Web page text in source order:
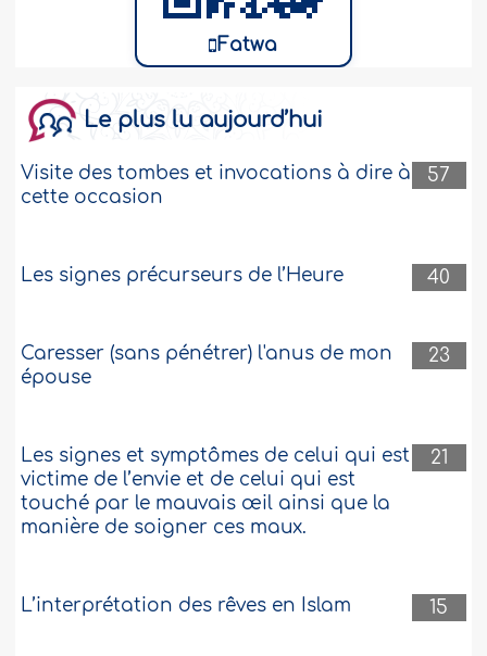
Fatwa
Le plus lu aujourd’hui
57
Visite des tombes et invocations à dire à
cette occasion
40
Les signes précurseurs de l’Heure
23
Caresser (sans pénétrer) l'anus de mon
épouse
21
Les signes et symptômes de celui qui est
victime de l’envie et de celui qui est
touché par le mauvais œil ainsi que la
manière de soigner ces maux.
15
L’interprétation des rêves en Islam